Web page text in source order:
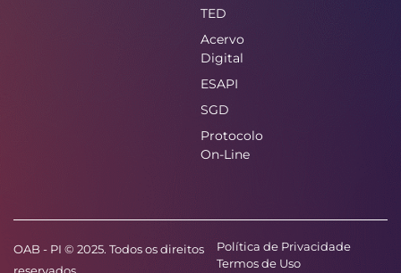
TED
Acervo
Digital
ESAPI
SGD
Protocolo
On-Line
OAB - PI © 2025. Todos os direitos
reservados.
Política de Privacidade
Termos de Uso